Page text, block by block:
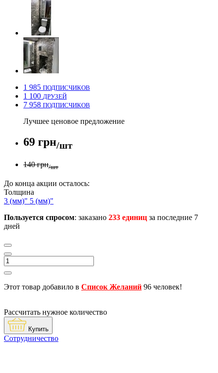
1 985 ПОДПИСЧИКОВ
1 100 ДРУЗЕЙ
7 958 ПОДПИСЧИКОВ
Лучшее ценовое предложение
69 грн/шт
140 грн/шт
До конца акции осталось:
Толщина
3 (мм)" 5 (мм)"
Пользуется спросом: заказано 233 единиц за последние 7
дней
Этот товар добавило в Список Желаний 96 человек!
Рассчитать нужное количество
Купить
Сотрудничество